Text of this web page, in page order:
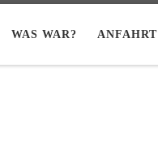
WAS WAR? ANFAHRT